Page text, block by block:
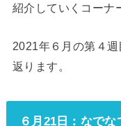
紹介していくコーナ
2021年６月の第４
返ります。
６月21日：なでな